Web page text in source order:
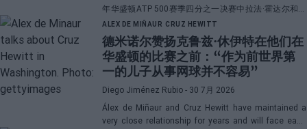
年华盛顿ATP 500赛季四分之一决赛中拉法·霍达尔和洛
伦佐·穆塞蒂之间的直播对决。
ALEX DE MIÑAUR CRUZ HEWITT
德米诺尔赞扬克鲁兹·休伊特在他们在
华盛顿的比赛之前：“作为前世界第
一的儿子从事网球并不容易”
Diego Jiménez Rubio - 30 7月 2026
Álex de Miñaur and Cruz Hewitt have maintained a
very close relationship for years and will face each